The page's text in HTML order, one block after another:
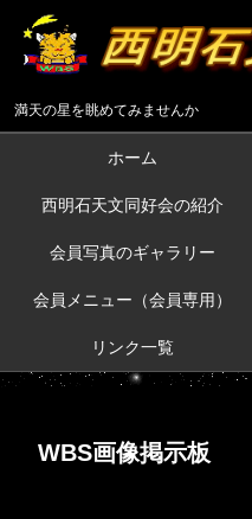
満天の星を眺めてみませんか
ホーム
西明石天文同好会の紹介
会員写真のギャラリー
会員メニュー（会員専用）
リンク一覧
WBS画像掲示板